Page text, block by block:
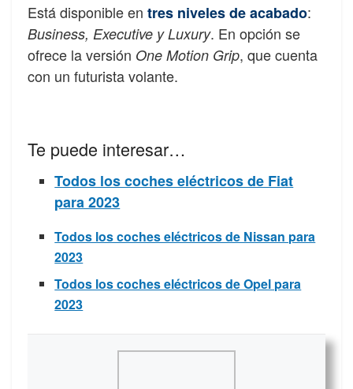
Está disponible en tres niveles de acabado:
Business, Executive y Luxury. En opción se
ofrece la versión One Motion Grip, que cuenta
con un futurista volante.
Te puede interesar…
Todos los coches eléctricos de Fiat
para 2023
Todos los coches eléctricos de Nissan para
2023
Todos los coches eléctricos de Opel para
2023